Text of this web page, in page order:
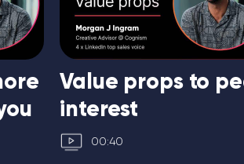
Value props to
interest
00:40